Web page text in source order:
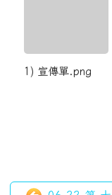
1) 宣傳單.png